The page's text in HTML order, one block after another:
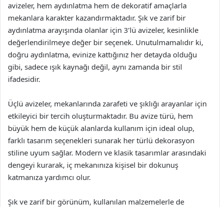
avizeler, hem aydınlatma hem de dekoratif amaçlarla
mekanlara karakter kazandırmaktadır. Şık ve zarif bir
aydınlatma arayışında olanlar için 3’lü avizeler, kesinlikle
değerlendirilmeye değer bir seçenek. Unutulmamalıdır ki,
doğru aydınlatma, evinize kattığınız her detayda olduğu
gibi, sadece ışık kaynağı değil, aynı zamanda bir stil
ifadesidir.
Üçlü avizeler, mekanlarında zarafeti ve şıklığı arayanlar için
etkileyici bir tercih oluşturmaktadır. Bu avize türü, hem
büyük hem de küçük alanlarda kullanım için ideal olup,
farklı tasarım seçenekleri sunarak her türlü dekorasyon
stiline uyum sağlar. Modern ve klasik tasarımlar arasındaki
dengeyi kurarak, iç mekanınıza kişisel bir dokunuş
katmanıza yardımcı olur.
Şık ve zarif bir görünüm, kullanılan malzemelerle de